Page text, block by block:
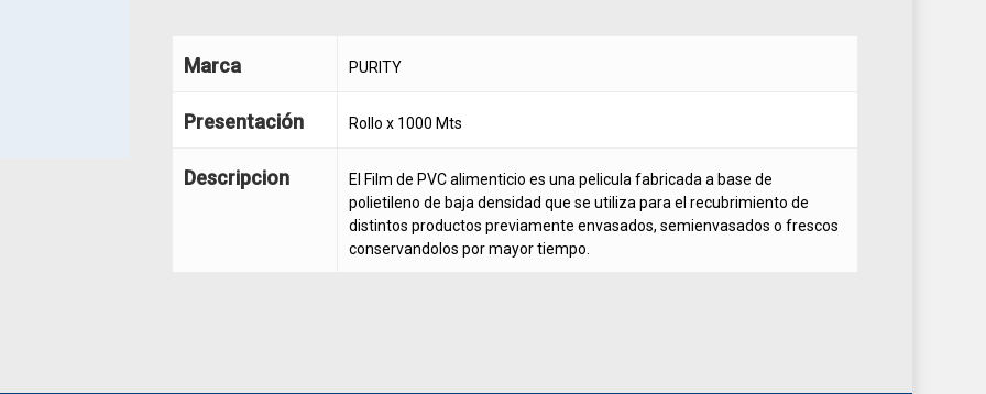
Marca PURITY
Presentación Rollo x 1000 Mts
Descripcion
El Film de PVC alimenticio es una pelicula fabricada a base de
polietileno de baja densidad que se utiliza para el recubrimiento de
distintos productos previamente envasados, semienvasados o frescos
conservandolos por mayor tiempo.